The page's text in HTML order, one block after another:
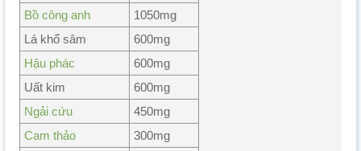
Bồ công anh
1050mg
Lá khổ sâm
600mg
Hậu phác
600mg
Uất kim
600mg
Ngải cứu
450mg
Cam thảo
300mg